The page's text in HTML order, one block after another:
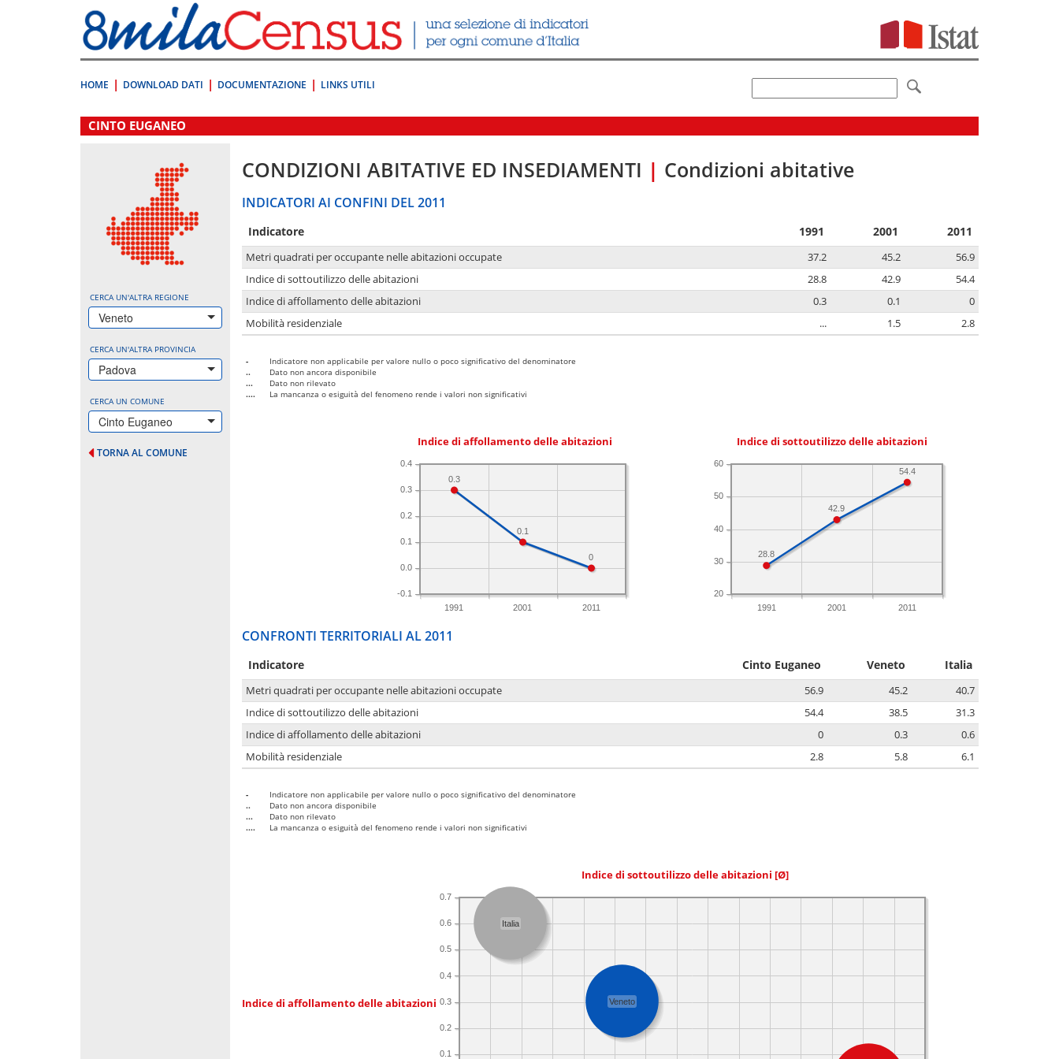
direttamente
a:
Contenuto
HOME DOWNLOAD DATI DOCUMENTAZIONE LINKS UTILI
.
CINTO EUGANEO
CERCA UN'ALTRA REGIONE
Veneto
CERCA UN'ALTRA PROVINCIA
Padova
CERCA UN COMUNE
Cinto Euganeo
TORNA AL COMUNE
CONDIZIONI ABITATIVE ED INSEDIAMENTI | Condizioni abitative
INDICATORI AI CONFINI DEL 2011
Indicatore 1991 2001 2011
Metri quadrati per occupante nelle abitazioni occupate 37.2 45.2
56.9
Indice di sottoutilizzo delle abitazioni
28.8 42.9
54.4
Indice di affollamento delle abitazioni
0.3 0.1
0
Mobilità residenziale
... 1.5 2.8
-
Indicatore non applicabile per valore nullo o poco significativo del denominatore
..
Dato non ancora disponibile
...
Dato non rilevato
....
La mancanza o esiguità del fenomeno rende i valori non significativi
Indice di affollamento delle abitazioni
1991 2001 2011
-0.1
0.0
0.1
0.2
0.3
0.4
0
0.1
0.3
Indice di sottoutilizzo delle abitazioni
1991 2001 2011
20
30
40
50
60
54.4
42.9
28.8
CONFRONTI TERRITORIALI AL 2011
Indicatore Cinto Euganeo Veneto Italia
Metri quadrati per occupante nelle abitazioni occupate 56.9 45.2
40.7
Indice di sottoutilizzo delle abitazioni
54.4 38.5
31.3
Indice di affollamento delle abitazioni
0 0.3
0.6
Mobilità residenziale
2.8 5.8 6.1
-
Indicatore non applicabile per valore nullo o poco significativo del denominatore
..
Dato non ancora disponibile
...
Dato non rilevato
....
La mancanza o esiguità del fenomeno rende i valori non significativi
Indice di sottoutilizzo delle abitazioni [Ø]
Indice di affollamento delle abitazioni
0.1
0.2
0.3
0.4
0.5
0.6
0.7
Veneto
Italia